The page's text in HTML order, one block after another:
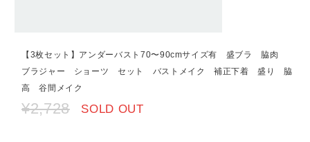
【3枚セット】アンダーバスト70〜90cmサイズ有 盛ブラ 脇肉
ブラジャー ショーツ セット バストメイク 補正下着 盛り 脇
高 谷間メイク
¥2,728 SOLD OUT